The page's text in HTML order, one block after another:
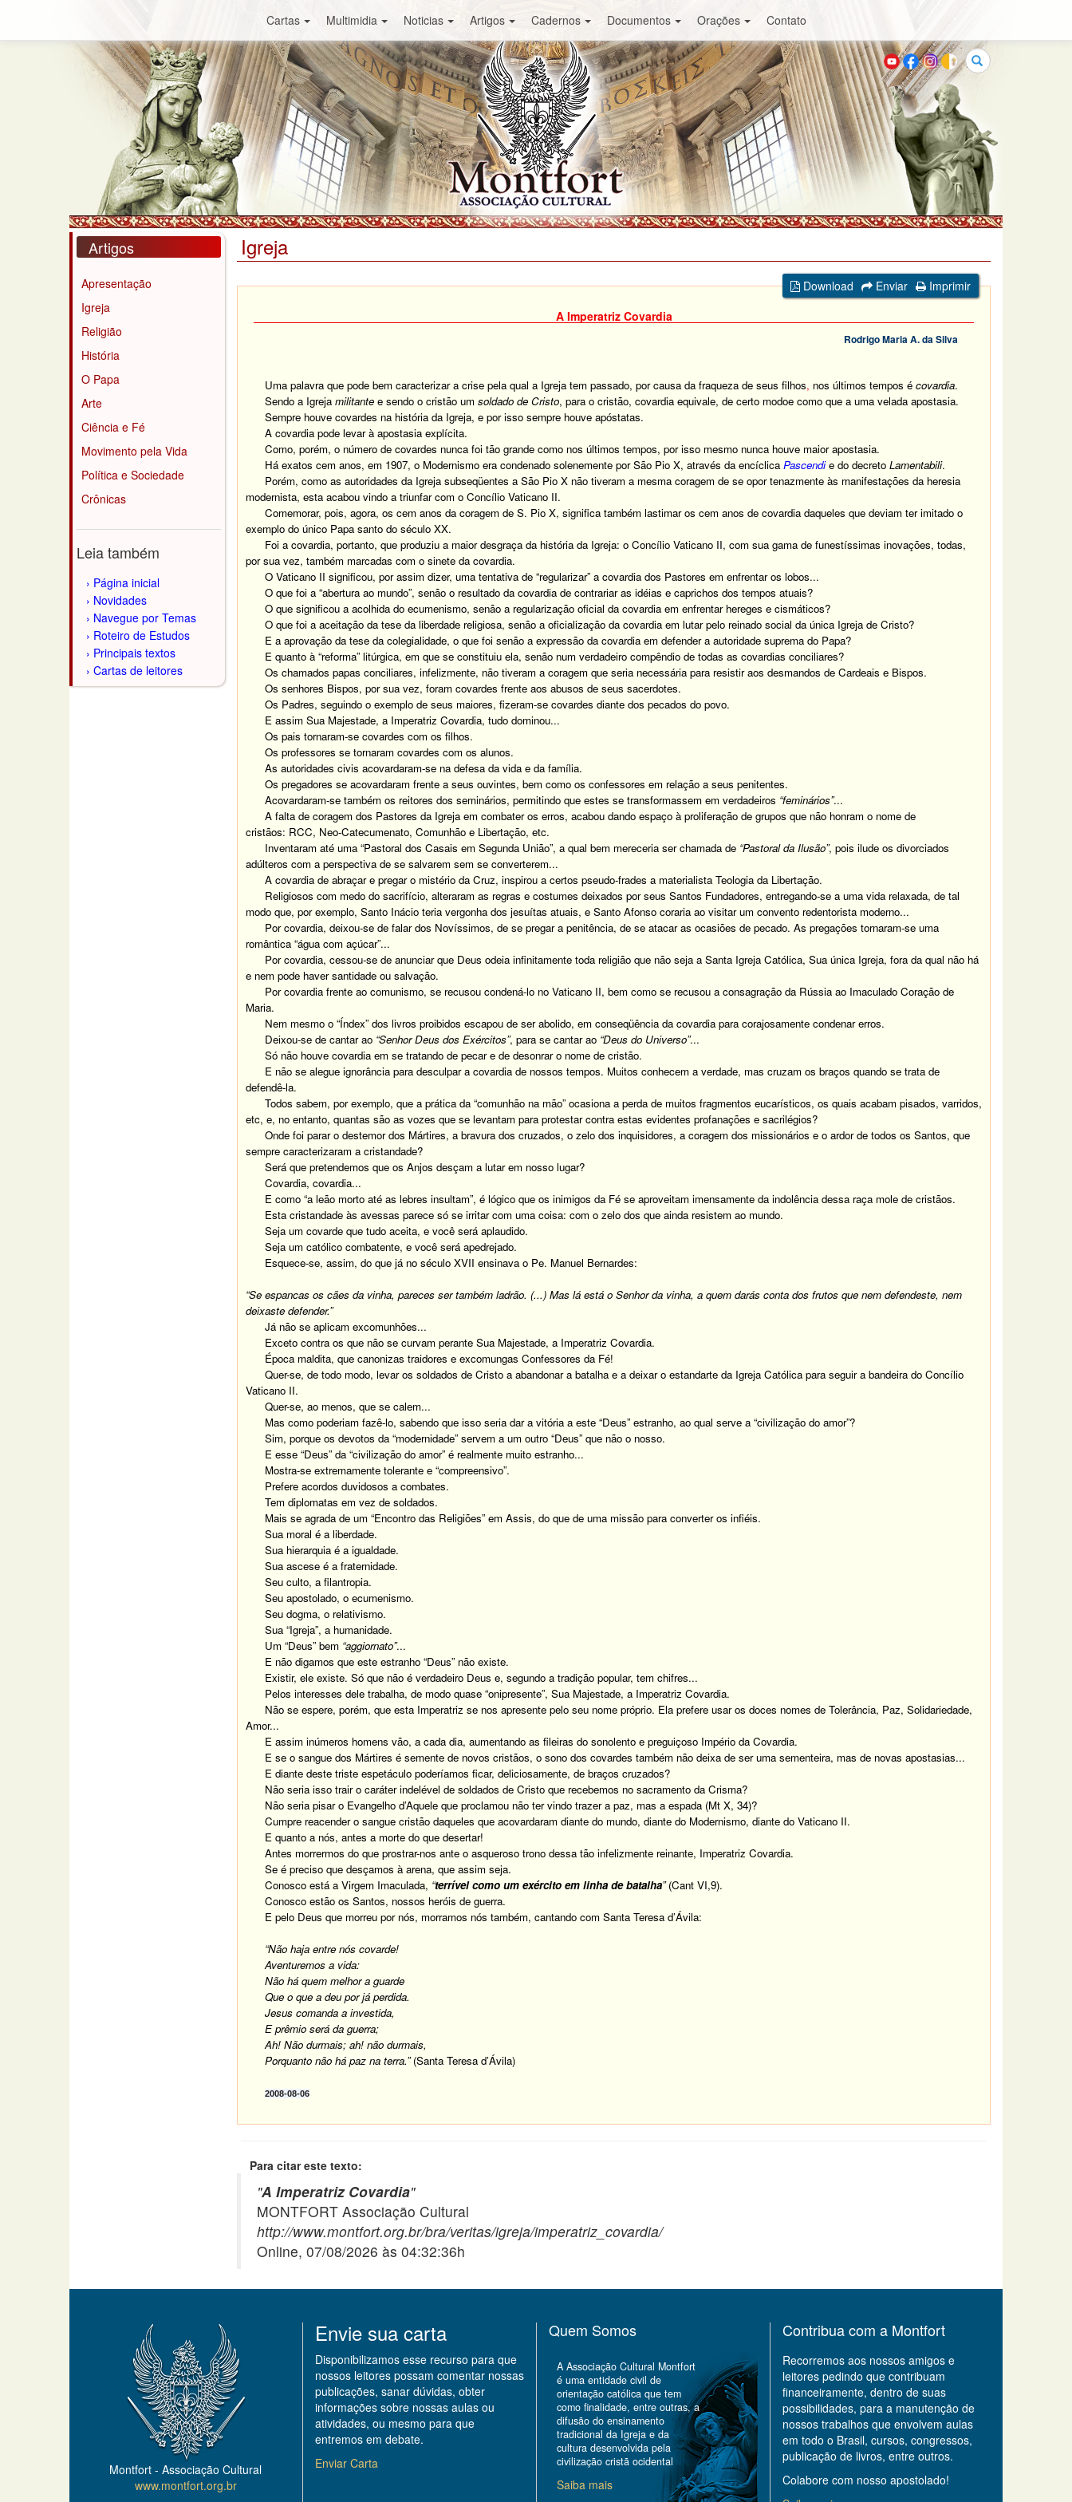
Cartas Multimidia Noticias Artigos Cadernos Documentos Orações Contato
Buscar
Artigos
Apresentação
Igreja
Religião
História
O Papa
Arte
Ciência e Fé
Movimento pela Vida
Política e Sociedade
Crônicas
Leia também
Página inicial
Novidades
Navegue por Temas
Roteiro de Estudos
Principais textos
Cartas de leitores
Igreja
Download Enviar
Imprimir
A Imperatriz Covardia
Rodrigo Maria A. da Silva
Uma palavra que pode bem caracterizar a crise pela qual a Igreja tem passado, por causa da fraqueza de seus filhos, nos últimos tempos é covardia.
Sendo a Igrejamilitante e sendo o cristão um soldado de Cristo, para o cristão, covardia equivale, de certo modoe como que a uma velada apostasia.
Sempre houve covardes na história da Igreja, e por isso sempre houve apóstatas.
A covardia pode levar à apostasia explícita.
Como, porém, o número de covardes nunca foi tão grande como nos últimos tempos, por isso mesmo nunca houve maior apostasia.
Há exatos cem anos, em 1907, o Modernismo era condenado solenemente por São Pio X, através da encíclicaPascendie do decreto Lamentabili.
Porém, como as autoridades da Igreja subseqüentes a São Pio X não tiveram a mesma coragem de se opor tenazmente às manifestações da heresia
modernista, esta acabou vindo a triunfar com o Concílio Vaticano II.
Comemorar, pois, agora, os cem anos da coragem de S. Pio X, significa também lastimar os cem anos de covardia daqueles que deviam ter imitado o
exemplo do único Papa santo do século XX.
Foi a covardia, portanto, que produziu a maior desgraça da história da Igreja: o Concílio Vaticano II, com sua gama de funestíssimas inovações, todas,
por sua vez, também marcadas com o sinete da covardia.
O Vaticano II significou, por assim dizer, uma tentativa de “regularizar” a covardia dos Pastores em enfrentar os lobos...
O que foi a “abertura ao mundo”, senão o resultado da covardia de contrariar as idéias e caprichos dos tempos atuais?
O que significou a acolhida do ecumenismo, senão a regularização oficial da covardia em enfrentar hereges e cismáticos?
O que foi a aceitação da tese da liberdade religiosa, senão a oficialização da covardia em lutar pelo reinado social da única Igreja de Cristo?
E a aprovação da tese da colegialidade, o que foi senão a expressão da covardia em defender a autoridade suprema do Papa?
E quanto à “reforma” litúrgica, em que se constituiu ela, senão num verdadeiro compêndio de todas as covardias conciliares?
Os chamados papas conciliares, infelizmente, não tiveram a coragem que seria necessária para resistir aos desmandos de Cardeais e Bispos.
Os senhores Bispos, por sua vez, foram covardes frente aos abusos de seus sacerdotes.
Os Padres, seguindo o exemplo de seus maiores, fizeram-se covardes diante dos pecados do povo.
E assim Sua Majestade, a Imperatriz Covardia, tudo dominou...
Os pais tornaram-se covardes com os filhos.
Os professores se tornaram covardes com os alunos.
As autoridades civis acovardaram-se na defesa da vida e da família.
Os pregadores se acovardaram frente a seus ouvintes, bem como os confessores em relação a seus penitentes.
Acovardaram-se também os reitores dos seminários, permitindo que estes se transformassem em verdadeiros “feminários”...
A falta de coragem dos Pastores da Igreja em combater os erros, acabou dando espaço à proliferação de grupos que não honram o nome de
cristãos: RCC, Neo-Catecumenato, Comunhão e Libertação, etc.
Inventaram até uma “Pastoral dos Casais em Segunda União”, a qual bem mereceria ser chamada de “Pastoral da Ilusão”, pois ilude os divorciados
adúlteros com a perspectiva de se salvarem sem se converterem...
A covardia de abraçar e pregar o mistério da Cruz, inspirou a certos pseudo-frades a materialista Teologia da Libertação.
Religiosos com medo do sacrifício, alteraram as regras e costumes deixados por seus Santos Fundadores, entregando-se a uma vida relaxada, de tal
modo que, por exemplo, Santo Inácio teria vergonha dos jesuítas atuais, e Santo Afonso coraria ao visitar um convento redentorista moderno...
Por covardia, deixou-se de falar dos Novíssimos, de se pregar a penitência, de se atacar as ocasiões de pecado. As pregações tornaram-se uma
romântica “água com açúcar”...
Por covardia, cessou-se de anunciar que Deus odeia infinitamente toda religião que não seja a Santa Igreja Católica, Sua única Igreja, fora da qual não há
e nem pode haver santidade ou salvação.
Por covardia frente ao comunismo, se recusou condená-lo no Vaticano II, bem como se recusou a consagração da Rússia ao Imaculado Coração de
Maria.
Nem mesmo o “Índex” dos livros proibidos escapou de ser abolido, em conseqüência da covardia para corajosamente condenar erros.
Deixou-se de cantar ao “Senhor Deus dos Exércitos”, para se cantar ao “Deus do Universo”...
Só não houve covardia em se tratando de pecar e de desonrar o nome de cristão.
E não se alegue ignorância para desculpar a covardia de nossos tempos. Muitos conhecem a verdade, mas cruzam os braços quando se trata de
defendê-la.
Todos sabem, por exemplo, que a prática da “comunhão na mão” ocasiona a perda de muitos fragmentos eucarísticos, os quais acabam pisados, varridos,
etc, e, no entanto, quantas são as vozes que se levantam para protestar contra estas evidentes profanações e sacrilégios?
Onde foi parar o destemor dos Mártires, a bravura dos cruzados, o zelo dos inquisidores, a coragem dos missionários e o ardor de todos os Santos, que
sempre caracterizaram a cristandade?
Será que pretendemos que os Anjos desçam a lutar em nosso lugar?
Covardia, covardia...
E como “a leão morto até as lebres insultam”, é lógico que os inimigos da Fé se aproveitam imensamente da indolência dessa raça mole de cristãos.
Esta cristandade às avessas parece só se irritar com uma coisa: com o zelo dos que ainda resistem ao mundo.
Seja um covarde que tudo aceita, e você será aplaudido.
Seja um católico combatente, e você será apedrejado.
Esquece-se, assim, do que já no século XVII ensinava o Pe. Manuel Bernardes:
“Se espancas os cães da vinha, pareces ser também ladrão. (...) Mas lá está o Senhor da vinha, a quem darás conta dos frutos que nem defendeste, nem
deixaste defender.”
Já não se aplicam excomunhões...
Exceto contra os que não se curvam perante Sua Majestade, a Imperatriz Covardia.
Época maldita, que canonizas traidores e excomungas Confessores da Fé!
Quer-se, de todo modo, levar os soldados de Cristo a abandonar a batalha e a deixar o estandarte da Igreja Católica para seguir a bandeira do Concílio
Vaticano II.
Quer-se, ao menos, que se calem...
Mas como poderiam fazê-lo, sabendo que isso seria dar a vitória a este “Deus” estranho, ao qual serve a “civilização do amor”?
Sim, porque os devotos da “modernidade” servem a um outro “Deus” que não o nosso.
E esse “Deus” da “civilização do amor” é realmente muito estranho...
Mostra-se extremamente tolerante e “compreensivo”.
Prefere acordos duvidosos a combates.
Tem diplomatas em vez de soldados.
Mais se agrada de um “Encontro das Religiões” em Assis, do que de uma missão para converter os infiéis.
Sua moral é a liberdade.
Sua hierarquia é a igualdade.
Sua ascese é a fraternidade.
Seu culto, a filantropia.
Seu apostolado, o ecumenismo.
Seu dogma, o relativismo.
Sua “Igreja”, a humanidade.
Um “Deus” bem “aggiornato”...
E não digamos que este estranho “Deus” não existe.
Existir, ele existe. Só que não é verdadeiro Deus e, segundo a tradição popular, tem chifres...
Pelos interesses dele trabalha, de modo quase “onipresente”, Sua Majestade, a Imperatriz Covardia.
Não se espere, porém, que esta Imperatriz se nos apresente pelo seu nome próprio. Ela prefere usar os doces nomes de Tolerância, Paz, Solidariedade,
Amor...
E assim inúmeros homens vão, a cada dia, aumentando as fileiras do sonolento e preguiçoso Império da Covardia.
E se o sangue dos Mártires é semente de novos cristãos, o sono dos covardes também não deixa de ser uma sementeira, mas de novas apostasias...
E diante deste triste espetáculo poderíamos ficar, deliciosamente, de braços cruzados?
Não seria isso trair o caráter indelével de soldados de Cristo que recebemos no sacramento da Crisma?
Não seria pisar o Evangelho d’Aquele que proclamou não ter vindo trazer a paz, mas a espada (Mt X, 34)?
Cumpre reacender o sangue cristão daqueles que acovardaram diante do mundo, diante do Modernismo, diante do Vaticano II.
E quanto a nós, antes a morte do que desertar!
Antes morrermos do que prostrar-nos ante o asqueroso trono dessa tão infelizmente reinante, Imperatriz Covardia.
Se é preciso que desçamos à arena, que assim seja.
Conosco está a Virgem Imaculada, “terrível como um exército em linha de batalha”(Cant VI,9).
Conosco estão os Santos, nossos heróis de guerra.
E pelo Deus que morreu por nós, morramos nós também, cantando com Santa Teresa d’Ávila:
“Não haja entre nós covarde!
Aventuremos a vida:
Não há quem melhor a guarde
Que o que a deu por já perdida.
Jesus comanda a investida,
E prêmio será da guerra;
Ah! Não durmais; ah! não durmais,
Porquanto não há paz na terra.”(Santa Teresa d’Ávila)
2008-08-06
Para citar este texto:
"A Imperatriz Covardia"
MONTFORT Associação Cultural
http://www.montfort.org.br/bra/veritas/igreja/imperatriz_covardia/
Online, 07/08/2026 às 04:32:36h
Montfort - Associação Cultural
www.montfort.org.br
Envie sua carta
Disponibilizamos esse recurso para que
nossos leitores possam comentar nossas
publicações, sanar dúvidas, obter
informações sobre nossas aulas ou
atividades, ou mesmo para que
entremos em debate.
Enviar Carta
Quem Somos
A Associação Cultural Montfort
é uma entidade civil de
orientação católica que tem
como finalidade, entre outras, a
difusão do ensinamento
tradicional da Igreja e da
cultura desenvolvida pela
civilização cristã ocidental
Saiba mais
Contribua com a Montfort
Recorremos aos nossos amigos e
leitores pedindo que contribuam
financeiramente, dentro de suas
possibilidades, para a manutenção de
nossos trabalhos que envolvem aulas
em todo o Brasil, cursos, congressos,
publicação de livros, entre outros.
Colabore com nosso apostolado!